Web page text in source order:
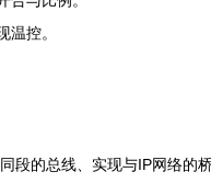
温控。
段的总线、实现与IP网络的桥